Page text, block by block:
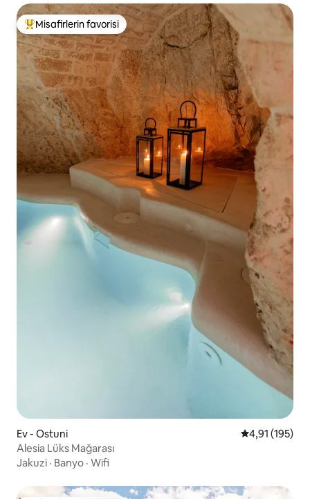
Misafirlerin favorilerinden en beğenilenler arasında
Misafirlerin favorisi
Ev - Ostuni 5 üzerinden
4,91 (195)
Alesia Lüks Mağarası
Jakuzi · Banyo · Wifi